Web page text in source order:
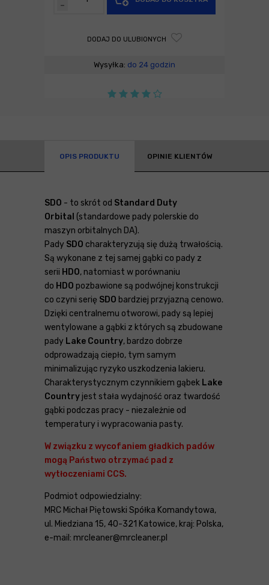
-
DODAJ DO ULUBIONYCH
Wysyłka: do 24 godzin
OPIS PRODUKTU OPINIE KLIENTÓW
SDO - to skrót od Standard Duty
Orbital (standardowe pady polerskie do
maszyn orbitalnych DA).
Pady SDO charakteryzują się dużą trwałością.
Są wykonane z tej samej gąbki co pady z
serii HDO, natomiast w porównaniu
do HDO pozbawione są podwójnej konstrukcji
co czyni serię SDO bardziej przyjazną cenowo.
Dzięki centralnemu otworowi, pady są lepiej
wentylowane a gąbki z których są zbudowane
pady Lake Country, bardzo dobrze
odprowadzają ciepło, tym samym
minimalizując ryzyko uszkodzenia lakieru.
Charakterystycznym czynnikiem gąbek Lake
Country jest stała wydajność oraz twardość
gąbki podczas pracy - niezależnie od
temperatury i wypracowania pasty.
W związku z wycofaniem gładkich padów
mogą Państwo otrzymać pad z
wytłoczeniami CCS.
Podmiot odpowiedzialny:
MRC Michał Piętowski Spółka Komandytowa,
ul. Miedziana 15, 40-321 Katowice, kraj: Polska,
e-mail: mrcleaner@mrcleaner.pl